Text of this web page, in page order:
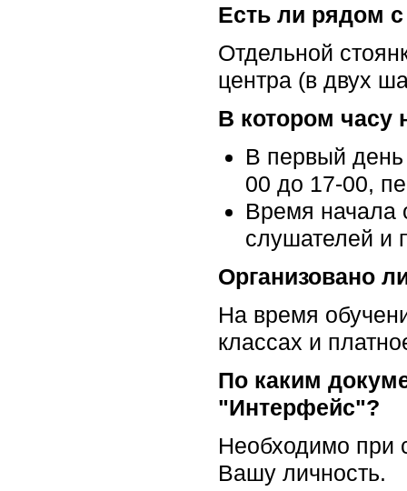
Есть ли рядом
Отдельной
центра (в двух
В котором часу
В первый
00 до 17-00,
Время начала
слушателей и
Организовано
На время
классах и
По каким
"Интерфейс"?
Необходимо при
Вашу личность.